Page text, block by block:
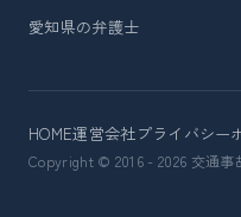
愛知県の弁護士
HOME運営会社プライバシー
Copyright © 2016 - 2026 交通